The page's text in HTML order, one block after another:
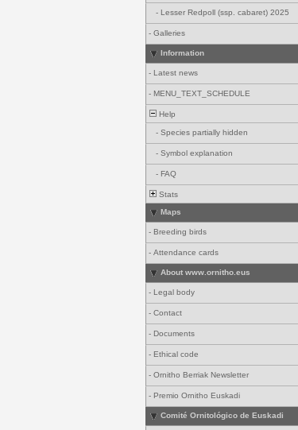
- Lesser Redpoll (ssp. cabaret) 2025
- Galleries
Information
- Latest news
- MENU_TEXT_SCHEDULE
Help
- Species partially hidden
- Symbol explanation
- FAQ
Stats
Maps
- Breeding birds
- Attendance cards
About www.ornitho.eus
- Legal body
- Contact
- Documents
- Ethical code
- Ornitho Berriak Newsletter
- Premio Ornitho Euskadi
Comité Ornitológico de Euskadi